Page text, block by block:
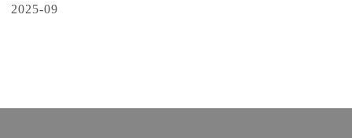
2025-09